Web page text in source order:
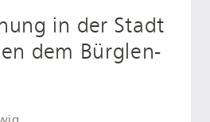
in der Stadt
dem Bürglen-